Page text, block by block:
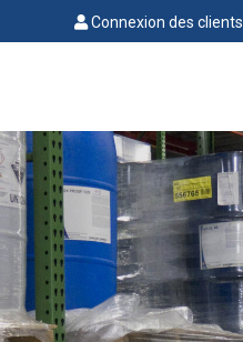
Connexion des clients